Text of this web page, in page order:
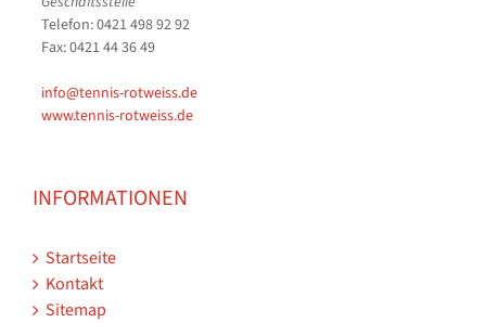
Telefon: 0421 498 92 92
Fax: 0421 44 36 49
info@tennis-rotweiss.de
www.tennis-rotweiss.de
INFORMATIONEN
Startseite
Kontakt
Sitemap